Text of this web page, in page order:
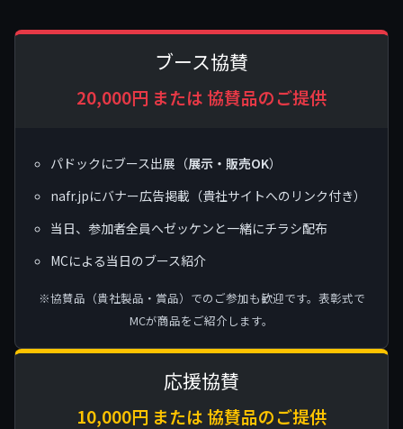
ブース協賛
20,000円 または 協賛品のご提供
パドックにブース出展（展示・販売OK）
nafr.jpにバナー広告掲載（貴社サイトへのリンク付き）
当日、参加者全員へゼッケンと一緒にチラシ配布
MCによる当日のブース紹介
※協賛品（貴社製品・賞品）でのご参加も歓迎です。表彰式で
MCが商品をご紹介します。
応援協賛
10,000円 または 協賛品のご提供